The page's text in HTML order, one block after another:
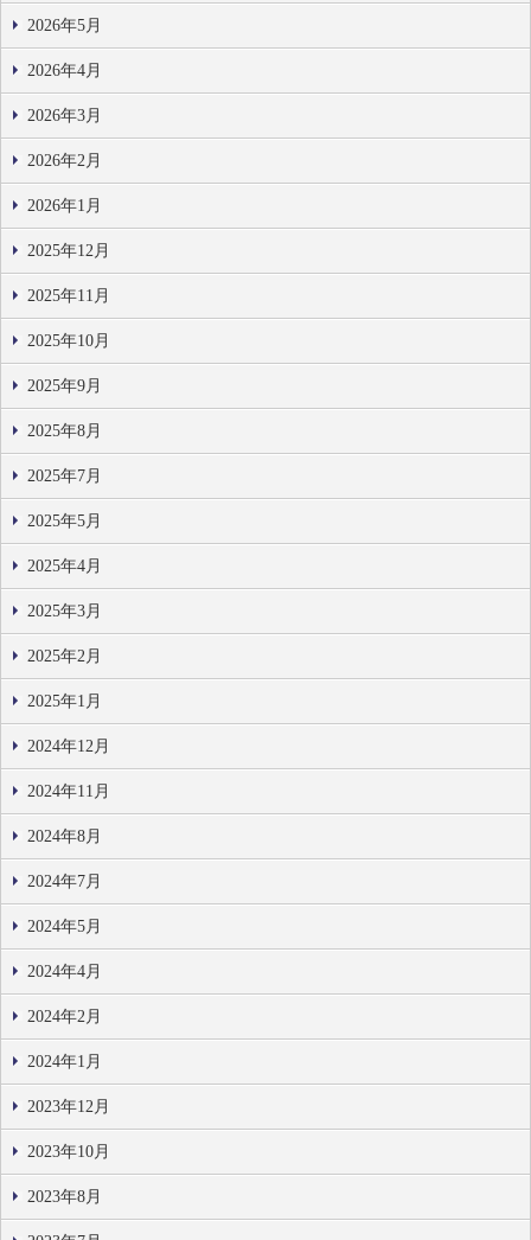
2026年5月
2026年4月
2026年3月
2026年2月
2026年1月
2025年12月
2025年11月
2025年10月
2025年9月
2025年8月
2025年7月
2025年5月
2025年4月
2025年3月
2025年2月
2025年1月
2024年12月
2024年11月
2024年8月
2024年7月
2024年5月
2024年4月
2024年2月
2024年1月
2023年12月
2023年10月
2023年8月